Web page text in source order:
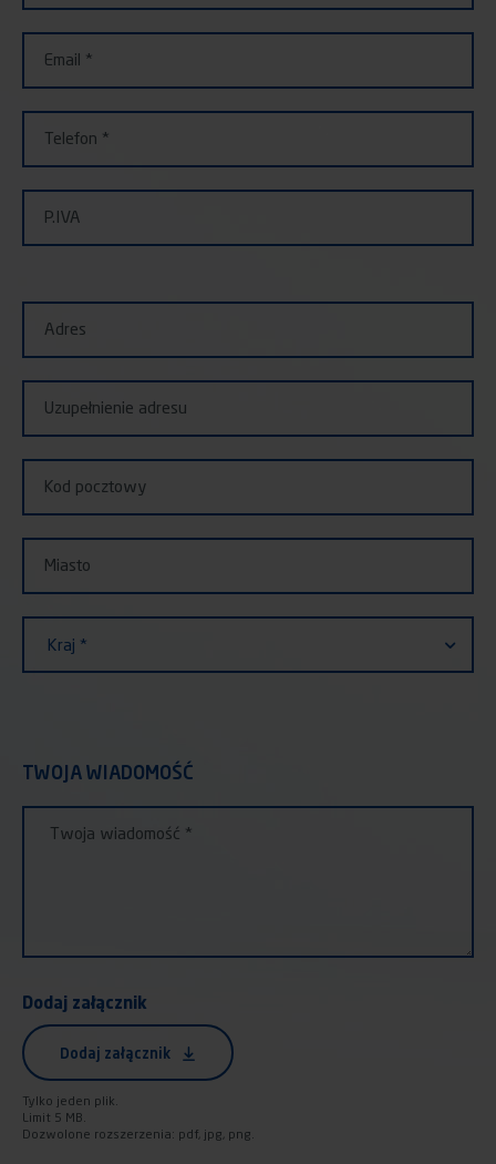
Email
Telefon
P.IVA
Adres
Uzupełnienie adresu
Kod pocztowy
Miasto
Kraj *
TWOJA WIADOMOŚĆ
TWOJA WIADOMOŚĆ
Twoja wiadomość
Dodaj załącznik
Dodaj załącznik
Tylko jeden plik.
Limit 5 MB.
Dozwolone rozszerzenia: pdf, jpg, png.